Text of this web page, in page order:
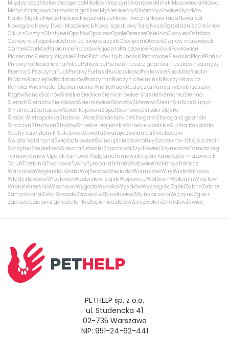
MiędzyrzeczMielecMierzęciceMikołówMikorzynMilanówekMińsk MazowieckiMława
MotyczMrągowoMurowana goślinaMyśleniceMyślibórzMysłowiceMyszków
Nakło ŚląskieNędzaNidzicaNiepołomiceNowa IwicznaNowa rudaNowa sól
NowogardNowy Dwór MazowieckiNowy sączNowy targNysaOgrodzieniecOleśnica
OlkuszOlsztynOlsztynekOpatówOpocznoOpoleOrzeszeOsielskoOsowiecOstróda
Ostrów wielkopolskiOstrowiec świętokrzyskiOświęcimOtwockOżarów mazowiecki
OzimekOzorkówPabianicePaczkówPajęcznoPalczowicePaniówkiPawłowice
PiasecznoPiekary śląskiePilznoPiotrków trybunalskiPiotrowicePlewiskaPłockPłońsk
PniewyPodkowa leśnaPolicePolkowicePoznańPruszcz gdańskiPruszkówPrzasnysz
PrzemyślPszczynaPuckPuławyPułtuskPuszczykowoPyskowiceRacibórzRadlin
RadomRadziejówRadzionkówRadzyminRadzyń chełmińskiRaszynRawicz
Reńska WieśRuda ŚląskaRudna WielkaRudyRudziczkaRumiaRybnikRzeszów
RzgówSanokSarnówSiedlceSiedliceSiemianowice śląskieSiemoniaSienno
SieradzSierakówSierakowoSkierniewiceSkoczówSkórzewoŚlesinSłubiceSłupsk
SmolnicaSochaczewSolec kujawskiSopotSosnowiecśroda śląska
Środa WielkopolskaStalowa WolaStarachowiceStargardStarogard gdański
StraszynStrumieńStrykówStrzelce krajeńskieStrzelce opolskieSucha beskidzka
Suchy Las/ZłotnikiSulejówekSuwałkiSwarzędzświdnicaŚwiebodzin
Święta KatarzynaŚwiętochłowiceŚwinoujścieSzamotułySzczawno-zdrójSzczecin
SzczytnoSzepietowoSzewnaSzówskoSzprotawaSzydłowiecSzymanówTarnobrzeg
TarnówTarnów OpolskiTarnowo PodgórneTarnowskie góryTomaszów mazowiecki
ToruńTrzebiniaTworkowaTychyTymbarkUstrońWadowiceWałbrzychWałcz
WarszawaWęgierska GórkaWejherowoWieliczkaWieruszówWiryWisłaWitkowo
WładysławowoWłocławekWodzisław śląskiWojkowiceWolbromWołominWrocław
WronkiWrześniaWschowaWygodaWysokaWyszkówWyszogródZąbkiŻabnoZabrze
ZamośćżarkiZatorZawadaZawiercieZbrosławiceZduńska wolaZelczynaZgierz
ZgorzelecZielona góraZielonkaZłocieniecZłotówŻoryZwoleńŻyrardówŻywiec
PETHELP sp. z o.o.
ul. Studencka 41
02-735 Warszawa
NIP: 951-24-62-441